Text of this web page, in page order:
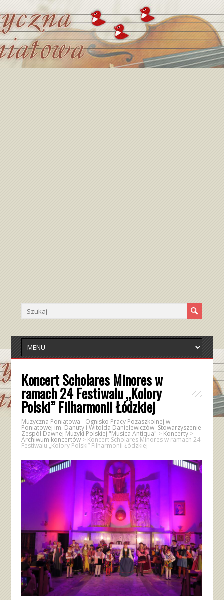
Koncert Scholares Minores w
ramach 24 Festiwalu „Kolory
Polski” Filharmonii Łódzkiej
Muzyczna Poniatowa - Ognisko Pracy Pozaszkolnej w
Poniatowej im. Danuty i Witolda Danielewiczów -Stowarzyszenie
Zespół Dawnej Muzyki Polskiej "Musica Antiqua" > Koncerty>
Archiwum koncertów> Koncert Scholares Minores w ramach 24
Festiwalu „Kolory Polski” Filharmonii Łódzkiej